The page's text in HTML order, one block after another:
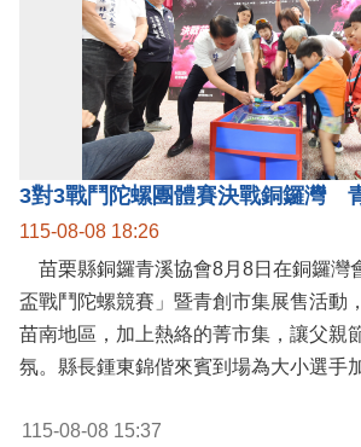
115-08-08 18:26
苗栗縣銅鑼青溪協會8月8日在銅鑼灣
盃戰鬥陀螺競賽」暨青創市集展售活動
苗南地區，加上熱絡的菁市集，讓父親
115-08-08 15:37